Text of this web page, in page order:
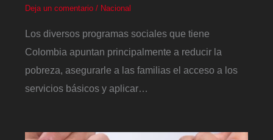
Deja un comentario / Nacional
Los diversos programas sociales que tiene
Colombia apuntan principalmente a reducir la
pobreza, asegurarle a las familias el acceso a los
servicios básicos y aplicar…